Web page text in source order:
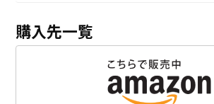
購入先一覧